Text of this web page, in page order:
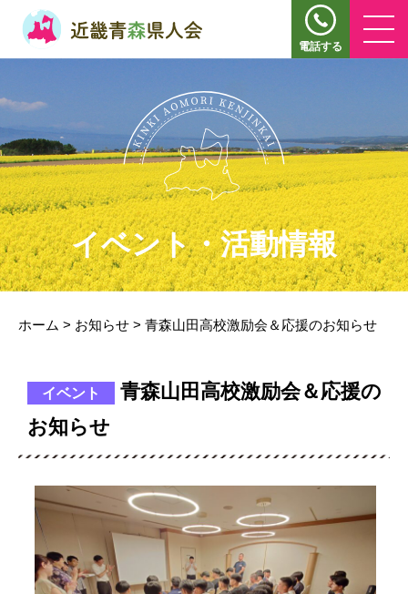
電話する
イベント・活動情報
ホーム > お知らせ > 青森山田高校激励会＆応援のお知らせ
イベント
青森山田高校激励会＆応援の
お知らせ